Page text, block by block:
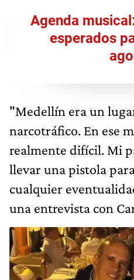
Agenda
esperados
"Medellín era un
narcotráfico. En ese
realmente difícil. Mi
llevar una pistola
cualquier
una entrevista con